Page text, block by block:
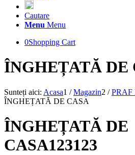
Cautare
Menu Menu
0Shopping Cart
ÎNGHEȚATĂ DE
Sunteți aici: Acasa1 / Magazin2 / PRAF
ÎNGHEȚATĂ DE CASA
ÎNGHEȚATĂ DE
CASA123123